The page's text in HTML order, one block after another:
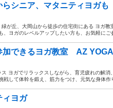
シニア、マタニティヨガも
緑が丘、大岡山から徒歩の住宅街にある ヨガ
ヨガのレベルアップしたい方も、お気軽にご
できるヨガ教室 AZ YOGA
ヨガでリラックスしながら、育児疲れの解消
戦して体幹を鍛え、筋力をつけ、元気な身体作
ヨガ